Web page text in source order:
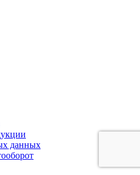
данных